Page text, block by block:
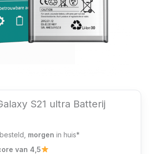
S21 ultra Batterij
besteld, morgen in huis*
van 4,5